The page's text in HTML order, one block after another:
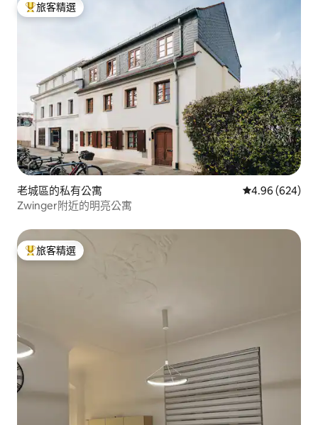
旅客精選榜首
旅客精選
老城區的私有公寓 從 624 則評價
4.96 (624)
Zwinger附近的明亮公寓
旅客精選榜首
旅客精選